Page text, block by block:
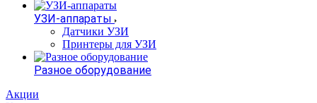
УЗИ-аппараты
Датчики УЗИ
Принтеры для УЗИ
Разное оборудование
Акции